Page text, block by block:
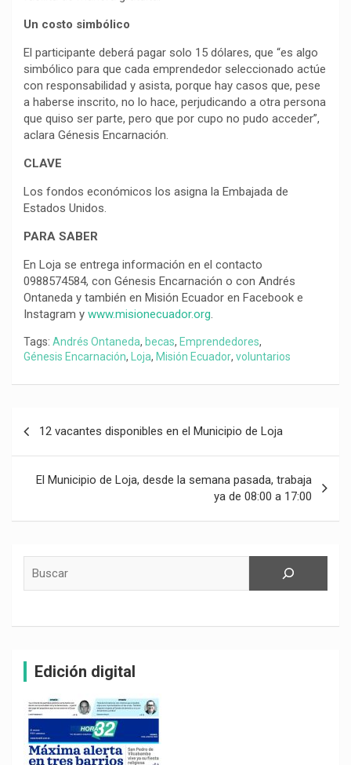
Un costo simbólico
El participante deberá pagar solo 15 dólares, que “es algo
simbólico para que cada emprendedor seleccionado actúe
con responsabilidad y asista, porque hay casos que, pese
a haberse inscrito, no lo hace, perjudicando a otra persona
que quiso ser parte, pero que por cupo no pudo acceder”,
aclara Génesis Encarnación.
CLAVE
Los fondos económicos los asigna la Embajada de
Estados Unidos.
PARA SABER
En Loja se entrega información en el contacto
0988574584, con Génesis Encarnación o con Andrés
Ontaneda y también en Misión Ecuador en Facebook e
Instagram y www.misionecuador.org.
Tags: Andrés Ontaneda, becas, Emprendedores,
Génesis Encarnación, Loja, Misión Ecuador, voluntarios
entradas
12 vacantes disponibles en el Municipio de Loja
El Municipio de Loja, desde la semana pasada, trabaja
ya de 08:00 a 17:00
Edición digital